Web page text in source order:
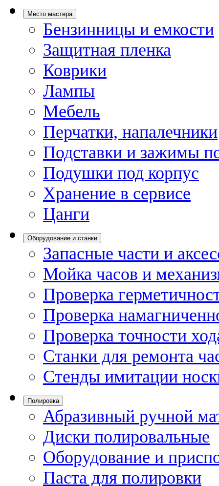
Место мастера
Бензинницы и емкости
Защитная пленка
Коврики
Лампы
Мебель
Перчатки, напалечники
Подставки и зажимы
Подушки под корпус
Хранение в сервисе
Цанги
Оборудование и станки
Запасные части и
Мойка часов и
Проверка
Проверка
Проверка точности
Станки для ремонта
Стенды имитации
Полировка
Абразивный ручной
Диски полировальные
Оборудование и
Паста для полировки